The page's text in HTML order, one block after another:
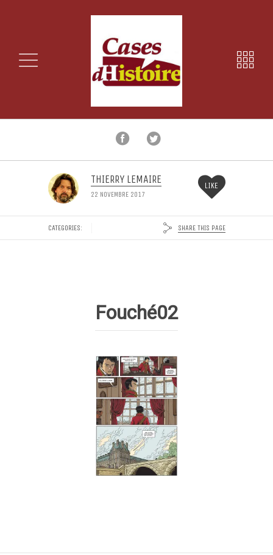
THIERRY LEMAIRE
22 NOVEMBRE 2017
LIKE
CATEGORIES: SHARE THIS PAGE
Fouché02